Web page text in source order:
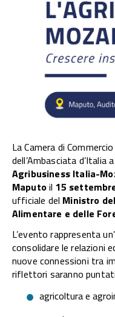
La Camera di
dell’Ambasciata d’Italia
Agribusiness Italia-
Maputoil 15
ufficiale del Ministro
Alimentare e delle
L’evento rappresenta
consolidare le relazioni
nuove connessioni tra
riflettori saranno
agricoltura e